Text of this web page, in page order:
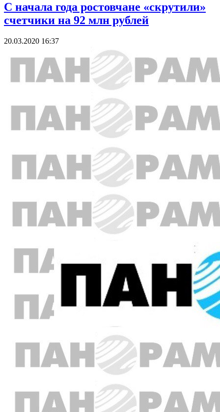
С начала года ростовчане «скрутили»
счетчики на 92 млн рублей
20.03.2020 16:37